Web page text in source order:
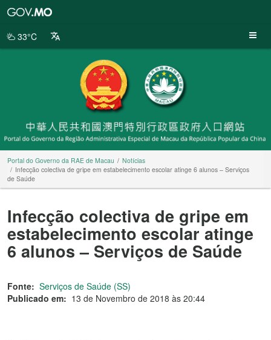
da
33°C
Portal do Governo da RAE de Macau
Notícias
Infecção colectiva de gripe em estabelecimento escolar atinge 6 alunos – Serviços
de Saúde
Infecção colectiva de gripe em
estabelecimento escolar atinge
6 alunos – Serviços de Saúde
Fonte: Serviços de Saúde (SS)
Publicado em: 13 de Novembro de 2018 às 20:44